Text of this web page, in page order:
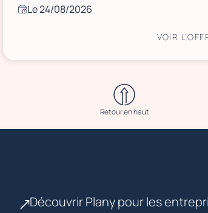
Le 24/08/2026
VOIR
Retour en haut
Découvrir Plany pour les